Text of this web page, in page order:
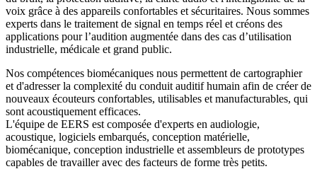
voix grâce à des appareils confortables et sécuritaires. Nous sommes
experts dans le traitement de signal en temps réel et créons des
applications pour l’audition augmentée dans des cas d’utilisation
industrielle, médicale et grand public.
Nos compétences biomécaniques nous permettent de cartographier
et d'adresser la complexité du conduit auditif humain afin de créer de
nouveaux écouteurs confortables, utilisables et manufacturables, qui
sont acoustiquement efficaces.
L'équipe de EERS est composée d'experts en audiologie,
acoustique, logiciels embarqués, conception matérielle,
biomécanique, conception industrielle et assembleurs de prototypes
capables de travailler avec des facteurs de forme très petits.